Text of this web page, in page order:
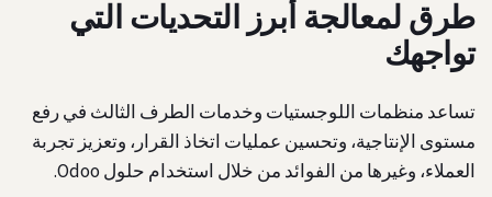
طرق لمعالجة أبرز التحديات التي
تواجهك
تساعد منظمات اللوجستيات وخدمات الطرف الثالث في رفع
مستوى الإنتاجية، وتحسين عمليات اتخاذ القرار، وتعزيز تجربة
العملاء، وغيرها من الفوائد من خلال استخدام حلول Odoo.